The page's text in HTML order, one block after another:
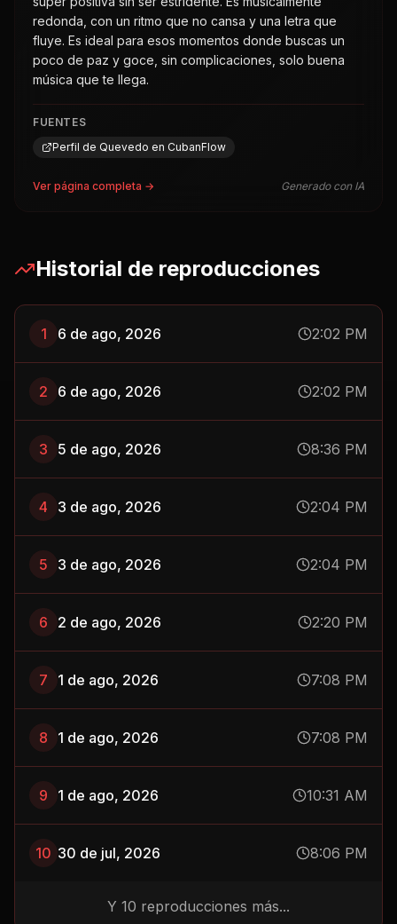
redonda, con un ritmo que no cansa y una letra que
fluye. Es ideal para esos momentos donde buscas un
poco de paz y goce, sin complicaciones, solo buena
música que te llega.
FUENTES
Perfil de Quevedo en CubanFlow
Ver página completa → Generado con IA
Historial de reproducciones
1 6 de ago, 2026 2:02 PM
2 6 de ago, 2026 2:02 PM
3 5 de ago, 2026 8:36 PM
4 3 de ago, 2026 2:04 PM
5 3 de ago, 2026 2:04 PM
6 2 de ago, 2026 2:20 PM
7 1 de ago, 2026 7:08 PM
8 1 de ago, 2026 7:08 PM
9 1 de ago, 2026 10:31 AM
10 30 de jul, 2026 8:06 PM
Y 10 reproducciones más...